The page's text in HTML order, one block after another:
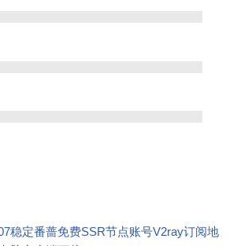
稳定番蔷免费SSR节点账号V2ray订阅地